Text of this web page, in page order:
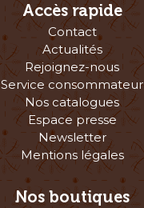
Accès rapide
Contact
Actualités
Rejoignez-nous
Service consommateur
Nos catalogues
Espace presse
Newsletter
Mentions légales
Nos boutiques